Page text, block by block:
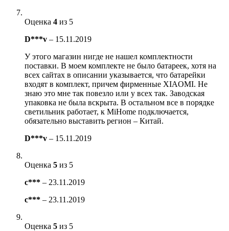
Оценка 4 из 5
D***v – 15.11.2019
У этого магазин нигде не нашел комплектности
поставки. В моем комплекте не было батареек, хотя на
всех сайтах в описании указывается, что батарейки
входят в комплект, причем фирменные XIAOMI. Не
знаю это мне так повезло или у всех так. Заводская
упаковка не была вскрыта. В остальном все в порядке
светильник работает, к MiHome подключается,
обязательно выставить регион – Китай.
D***v – 15.11.2019
Оценка 5 из 5
c*** – 23.11.2019
c*** – 23.11.2019
Оценка 5 из 5